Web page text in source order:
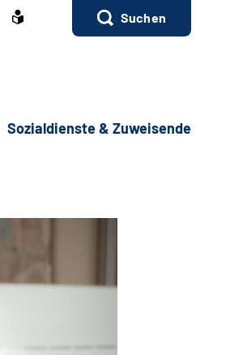
Suchen
Sozialdienste & Zuweisende